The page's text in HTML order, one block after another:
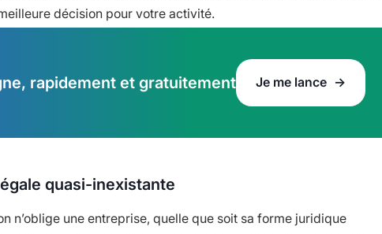
décision pour votre activité.
rapidement et gratuitement Je me lance
quasi-inexistante
n’oblige une entreprise, quelle que soit sa forme juridique